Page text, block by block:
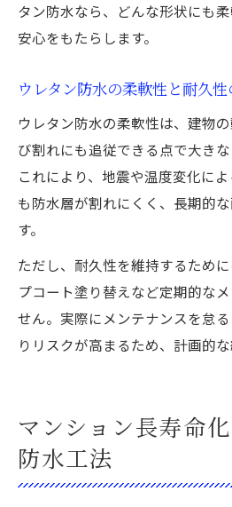
長期安心をもたらすウ
タン防水なら、どんな形状にも
安心をもたらします。
ウレタン防水の柔軟性と耐久
ウレタン防水の柔軟性は、建物
び割れにも追従できる点で大きな
これにより、地震や温度変化に
も防水層が割れにくく、長期的
す。
ただし、耐久性を維持するため
プコート塗り替えなど定期的な
せん。実際にメンテナンスを怠
りリスクが高まるため、計画的な
マンション長寿命
防水工法